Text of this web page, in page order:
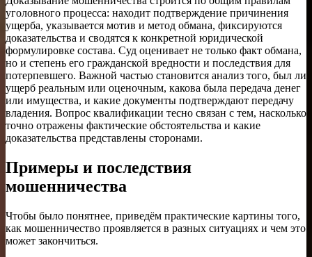
уголовного процесса: находит подтверждение причинения
ущерба, указывается мотив и метод обмана, фиксируются
доказательства и сводятся к конкретной юридической
формулировке состава. Суд оценивает не только факт обмана,
но и степень его гражданской вредности и последствия для
потерпевшего. Важной частью становится анализ того, был ли
ущерб реальным или оценочным, какова была передача денег
или имущества, и какие документы подтверждают передачу
владения. Вопрос квалификации тесно связан с тем, насколько
точно отражены фактические обстоятельства и какие
доказательства представлены сторонами.
Примеры и последствия
мошенничества
Чтобы было понятнее, приведём практические картины того,
как мошенничество проявляется в разных ситуациях и чем это
может закончиться.